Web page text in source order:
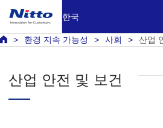
한국
환경 지속 가능성 사회 산업
산업 안전 및 보건